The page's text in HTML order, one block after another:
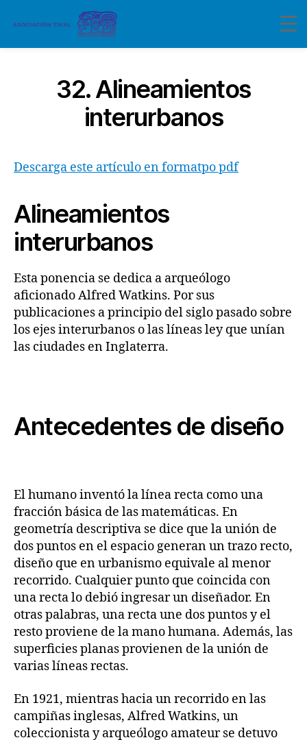
32. Alineamientos
interurbanos
Descarga este artículo en formatpo pdf
Alineamientos
interurbanos
Esta ponencia se dedica a arqueólogo
aficionado Alfred Watkins. Por sus
publicaciones a principio del siglo pasado sobre
los ejes interurbanos o las líneas ley que unían
las ciudades en Inglaterra.
Antecedentes de diseño
El humano inventó la línea recta como una
fracción básica de las matemáticas. En
geometría descriptiva se dice que la unión de
dos puntos en el espacio generan un trazo recto,
diseño que en urbanismo equivale al menor
recorrido. Cualquier punto que coincida con
una recta lo debió ingresar un diseñador. En
otras palabras, una recta une dos puntos y el
resto proviene de la mano humana. Además, las
superficies planas provienen de la unión de
varias líneas rectas.
En 1921, mientras hacia un recorrido en las
campiñas inglesas, Alfred Watkins, un
coleccionista y arqueólogo amateur se detuvo